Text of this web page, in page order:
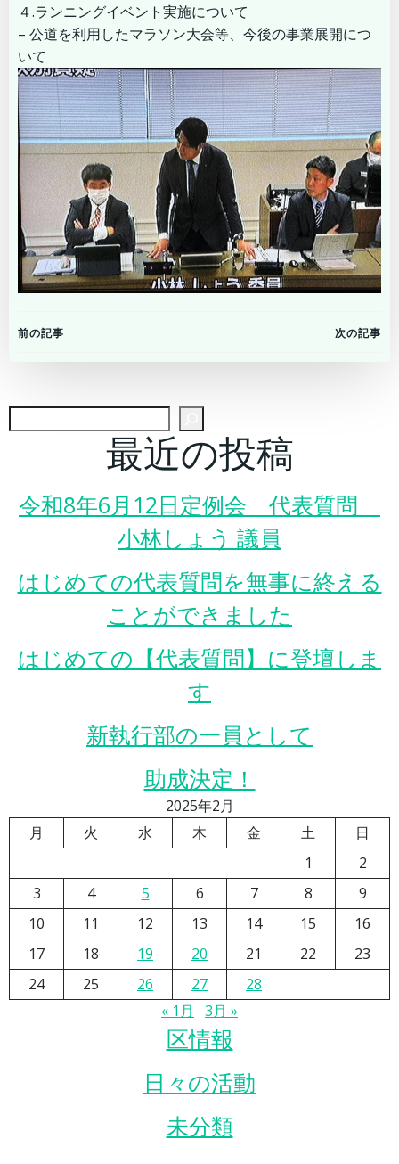
４.ランニングイベント実施について
– 公道を利用したマラソン大会等、今後の事業展開につ
いて
Post
前の記事 次の記事
最近の投稿
令和8年6月12日定例会 代表質問
小林しょう 議員
はじめての代表質問を無事に終える
ことができました
はじめての【代表質問】に登壇しま
す
新執行部の一員として
助成決定！
2025年2月
月
火 水 木 金 土
日
1
2
3
4 5 6 7 8
9
10
11 12 13 14 15
16
17
18 19 20 21 22
23
24
25 26 27
28
« 1月
3月 »
区情報
日々の活動
未分類